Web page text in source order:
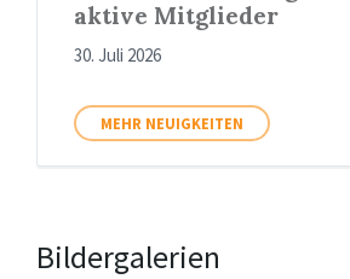
aktive Mitglieder
30. Juli 2026
MEHR NEUIGKEITEN
Bildergalerien